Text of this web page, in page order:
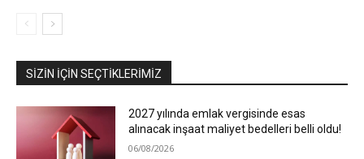
SIZIN İÇIN SEÇTIKLERIMIZ
2027 yılında emlak vergisinde esas
alınacak inşaat maliyet bedelleri belli oldu!
06/08/2026